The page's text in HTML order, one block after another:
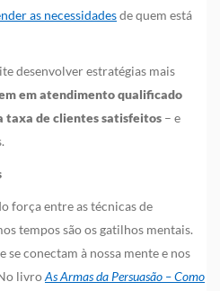
as necessidadesde quem está
desenvolver estratégias mais
em atendimento qualificado
taxa de clientes satisfeitos – e
força entre as técnicas de
tempos são os gatilhos mentais.
se conectam à nossa mente e nos
livroAs Armas da Persuasão – Como